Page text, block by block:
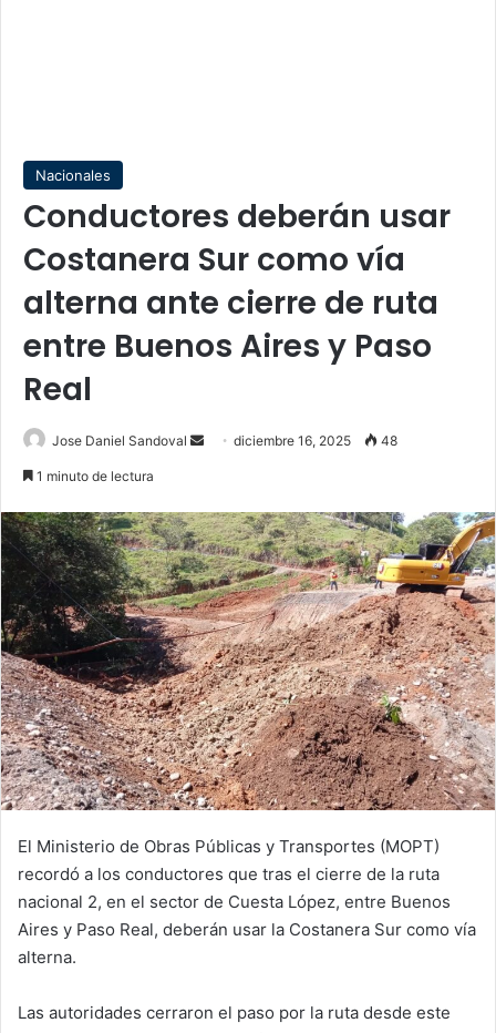
Nacionales
Conductores deberán usar
Costanera Sur como vía
alterna ante cierre de ruta
entre Buenos Aires y Paso
Real
Jose Daniel Sandoval
Senddiciembre 16, 2025 48
1 minuto de lectura
El Ministerio de Obras Públicas y Transportes (MOPT)
recordó a los conductores que tras el cierre de la ruta
nacional 2, en el sector de Cuesta López, entre Buenos
Aires y Paso Real, deberán usar la Costanera Sur como vía
alterna.
Las autoridades cerraron el paso por la ruta desde este